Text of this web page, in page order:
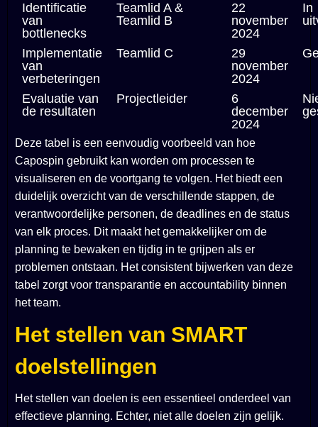
Identificatie
van
bottlenecks
Teamlid A &
Teamlid B
22
november
2024
In
Implementatie
van
verbeteringen
Teamlid C
29
november
2024
Evaluatie van
de resultaten
Projectleider
6
december
2024
Deze tabel is een eenvoudig voorbeeld van hoe
Capospin gebruikt kan worden om processen te
visualiseren en de voortgang te volgen. Het biedt een
duidelijk overzicht van de verschillende stappen, de
verantwoordelijke personen, de deadlines en de status
van elk proces. Dit maakt het gemakkelijker om de
planning te bewaken en tijdig in te grijpen als er
problemen ontstaan. Het consistent bijwerken van deze
tabel zorgt voor transparantie en accountability binnen
het team.
Het stellen van SMART
doelstellingen
Het stellen van doelen is een essentieel onderdeel van
effectieve planning. Echter, niet alle doelen zijn gelijk.